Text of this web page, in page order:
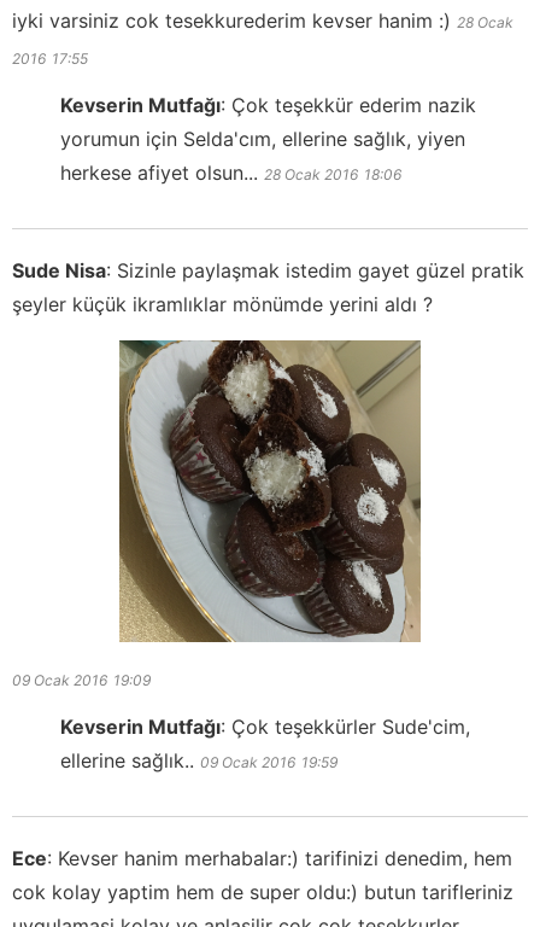
iyki varsiniz cok tesekkurederim kevser hanim :) 28 Ocak
2016 17:55
Kevserin Mutfağı: Çok teşekkür ederim nazik
yorumun için Selda'cım, ellerine sağlık, yiyen
herkese afiyet olsun... 28 Ocak 2016 18:06
Sude Nisa: Sizinle paylaşmak istedim gayet güzel pratik
şeyler küçük ikramlıklar mönümde yerini aldı ?
09 Ocak 2016 19:09
Kevserin Mutfağı: Çok teşekkürler Sude'cim,
ellerine sağlık.. 09 Ocak 2016 19:59
Ece: Kevser hanim merhabalar:) tarifinizi denedim, hem
cok kolay yaptim hem de super oldu:) butun tarifleriniz